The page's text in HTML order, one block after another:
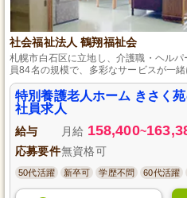
社会福祉法人 鶴翔福祉会
札幌市白石区に立地し、介護職・ヘル
員84名の規模で、多彩なサービスが一
者研修をお持ちなら実務未経験者も歓
イカー通勤が可能で毎日の通勤も楽々で
特別養護老人ホーム きさく
社員求人
給与 月給 158,400~
応募要件無資格可
50代活躍 新卒可 学歴不問 60代活躍